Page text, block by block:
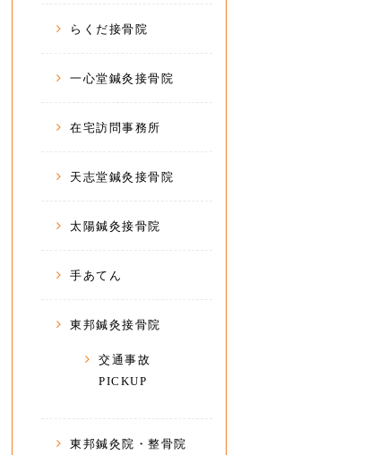
らくだ接骨院
一心堂鍼灸接骨院
在宅訪問事務所
天志堂鍼灸接骨院
太陽鍼灸接骨院
手あてん
東邦鍼灸接骨院
交通事故
PICKUP
東邦鍼灸院・整骨院